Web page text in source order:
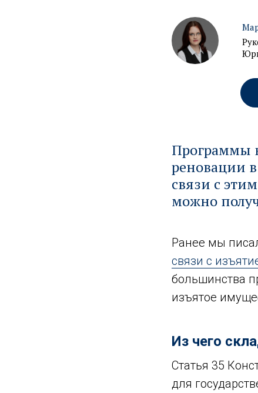
Программы
реновации
связи с
можно
Ранее мы
связи с
большинства
изъятое
Из чего
Статья 35
для